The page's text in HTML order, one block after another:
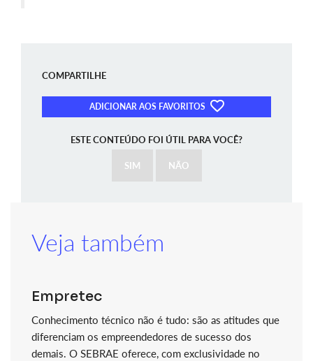
COMPARTILHE
ADICIONAR AOS FAVORITOS
ESTE CONTEÚDO FOI ÚTIL PARA VOCÊ?
SIM NÃO
Veja também
Empretec
Conhecimento técnico não é tudo: são as atitudes que
diferenciam os empreendedores de sucesso dos
demais. O SEBRAE oferece, com exclusividade no